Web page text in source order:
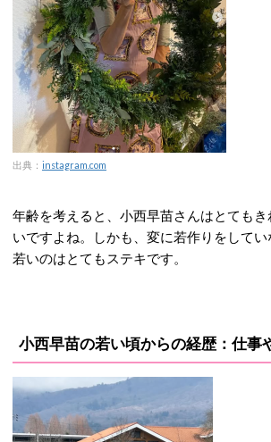
出典： instagram.com
年齢を考えると、小西早苗さんはとても
いですよね。しかも、変に若作りをして
若いのはとてもステキです。
小西早苗の若い頃からの経歴：仕事